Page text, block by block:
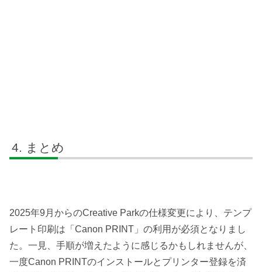
まとめ
2025年9月からのCreative Parkの仕様変更により、テンプ
レート印刷は「Canon PRINT」の利用が必須となりまし
た。一見、手順が増えたように感じるかもしれませんが、
一度Canon PRINTのインストールとプリンター登録を済